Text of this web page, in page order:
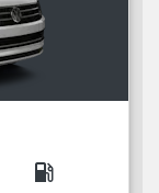
local_gas_station